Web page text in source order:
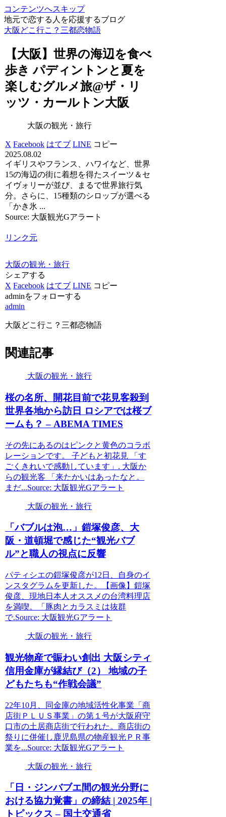
コンテンツへスキップ
地元で恋する人を応援するブログ
大阪どこ行こ？三都恋物語
【大阪 】世界の海辺を食べ
歩き パディントンと夏を
楽しむグルメ旅@ザ・リ
ッツ・カールトン大阪
大阪の観光・旅行
X Facebook はてブ LINE コピー
2025.08.02
イギリスやフランス、ハワイなど、世界
15の海辺の街に着想を得たスイーツ＆セ
イヴォリーが並び、まるで世界旅行気
分。さらに、15種類のシロップが選べる
「かき氷 ...
Source: 大阪観光Gアラート
リンク元
大阪の観光・旅行
シェアする
X Facebook はてブ LINE コピー
adminをフォローする
admin
大阪どこ行こ？三都恋物語
関連記事
大阪の観光・旅行
桜の名所、開花目前で花見客殺到
世界各地から訪日 ロシアでは桜ブ
ームも？ – ABEMA TIMES
その先にあるのはピンクと黄色のコラボ
レーションです。 子どもと初花見 「す
ごくきれいで感動しています」. 大阪か
らの観光客 「来たかいはあったなと。
まだ...Source: 大阪観光Gアラート
大阪の観光・旅行
「バブルは泡…」鎧塚俊彦、 大
阪 ・道頓堀で感じた“観光バブ
ル”と職人の視点に反響
パティシエの鎧塚俊彦が12日、自身のイ
ンスタグラムを更新した。【画像】鎧塚
俊彦、現地日本人オススメの台湾料理店
を満喫。「豚肉とカラスミは抜群
で.Source: 大阪観光Gアラート
大阪の観光・旅行
観光物産で賑わい創出 大阪シティ
信用金庫が縁結び（2） 地域の子
どもたちも“作戦会議”
22年10月、同金庫の地域活性化事業「商
店街ＰＬＵＳ事業」の第１号が大阪府守
口市の土居商店街で行われた。商店街の
祭りに併催し鹿児島県の物産観光ＰＲ事
業を...Source: 大阪観光Gアラート
大阪の観光・旅行
「日・ジンバブエ間の観光分野に
おける協力覚書」の締結 | 2025年 |
トピックス – 国土交通省